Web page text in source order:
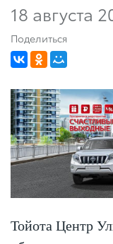
18 августа
Поделиться
Тойота Центр